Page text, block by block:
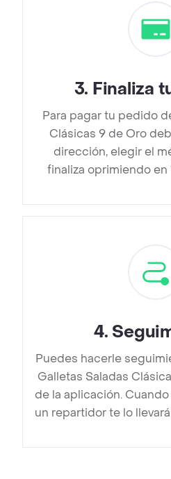
3. Finaliza
Para pagar tu pedido
Clásicas 9 de Oro
dirección, elegir el
finaliza oprimiendo en
4.
Puedes hacerle
Galletas Saladas
de la aplicación.
un repartidor te lo